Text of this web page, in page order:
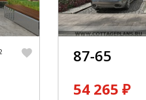
87-65
54 265 ₽